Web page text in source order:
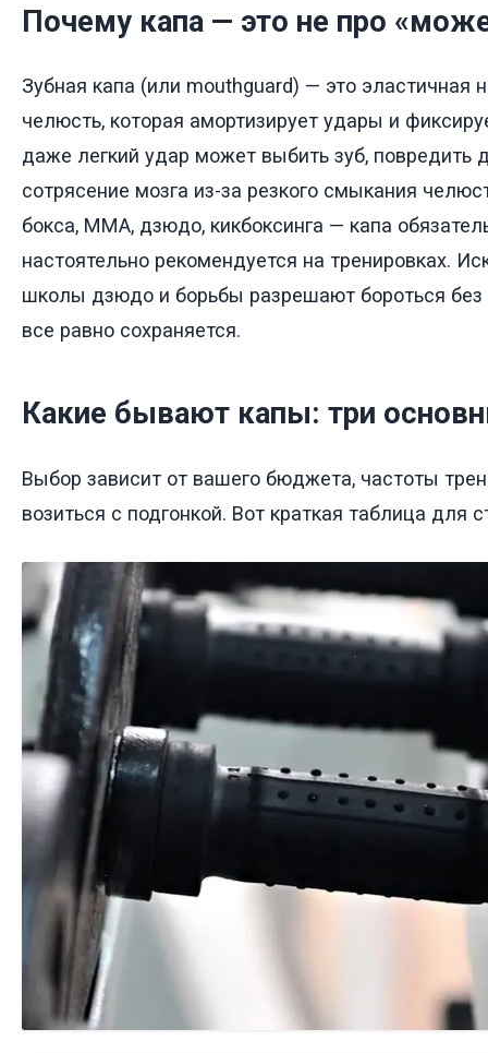
Почему капа — это не про
Зубная капа (или mouthguard) — это эластичная
челюсть, которая амортизирует удары и
даже легкий удар может выбить зуб, повредить
сотрясение мозга из-за резкого смыкания
бокса, ММА, дзюдо, кикбоксинга — капа
настоятельно рекомендуется на тренировках.
школы дзюдо и борьбы разрешают бороться
все равно сохраняется.
Какие бывают капы: три
Выбор зависит от вашего бюджета, частоты
возиться с подгонкой. Вот краткая таблица для